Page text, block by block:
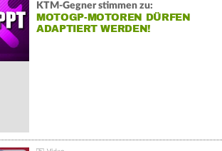
KTM-Gegner stimmen zu:
MOTOGP-MOTOREN DÜRFEN
ADAPTIERT WERDEN!